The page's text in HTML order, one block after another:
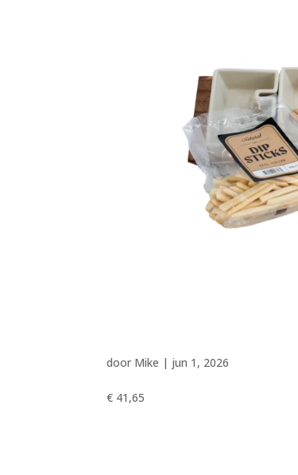
door Mike | jun 1, 2026
€ 41,65